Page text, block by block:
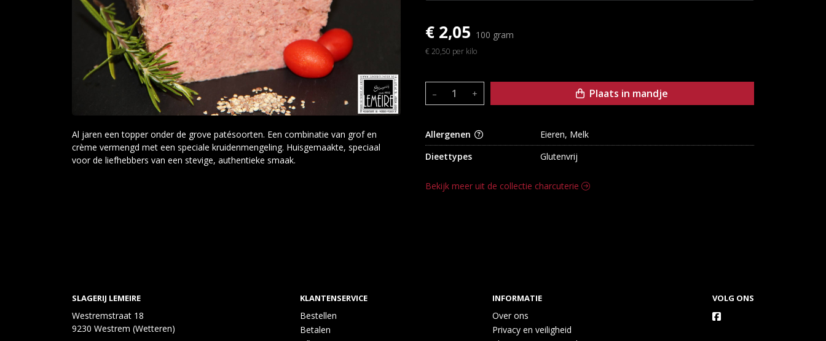
Al jaren een topper onder de grove patésoorten. Een combinatie van grof en
crème vermengd met een speciale kruidenmengeling. Huisgemaakte, speciaal
voor de liefhebbers van een stevige, authentieke smaak.
€ 2,05 100 gram
€ 20,50 per kilo
– + Plaats in mandje
Allergenen
Eieren, Melk
Dieettypes
Glutenvrij
Bekijk meer uit de collectie charcuterie
SLAGERIJ LEMEIRE
Westremstraat 18
9230 Westrem (Wetteren)
KLANTENSERVICE
Bestellen
Betalen
INFORMATIE
Over ons
Privacy en veiligheid
VOLG ONS